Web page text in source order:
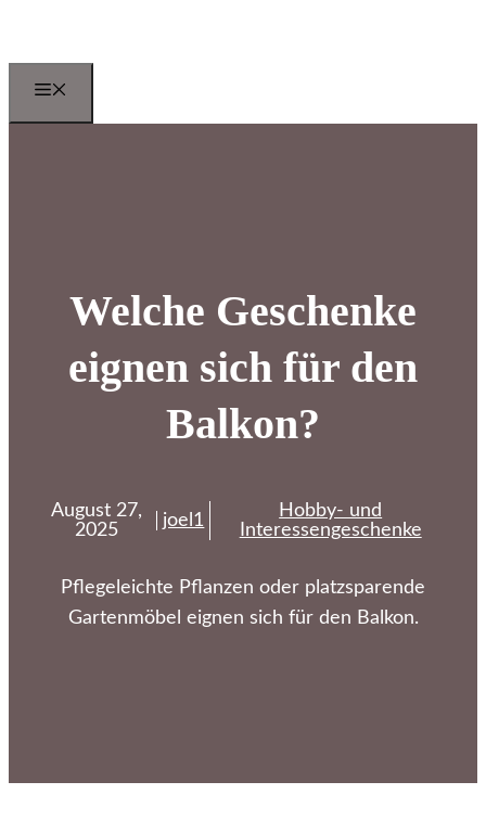
springen
Welche Geschenke
eignen sich für den
Balkon?
August 27,
2025
joel1
Hobby- und
Interessengeschenke
Pflegeleichte Pflanzen oder platzsparende
Gartenmöbel eignen sich für den Balkon.